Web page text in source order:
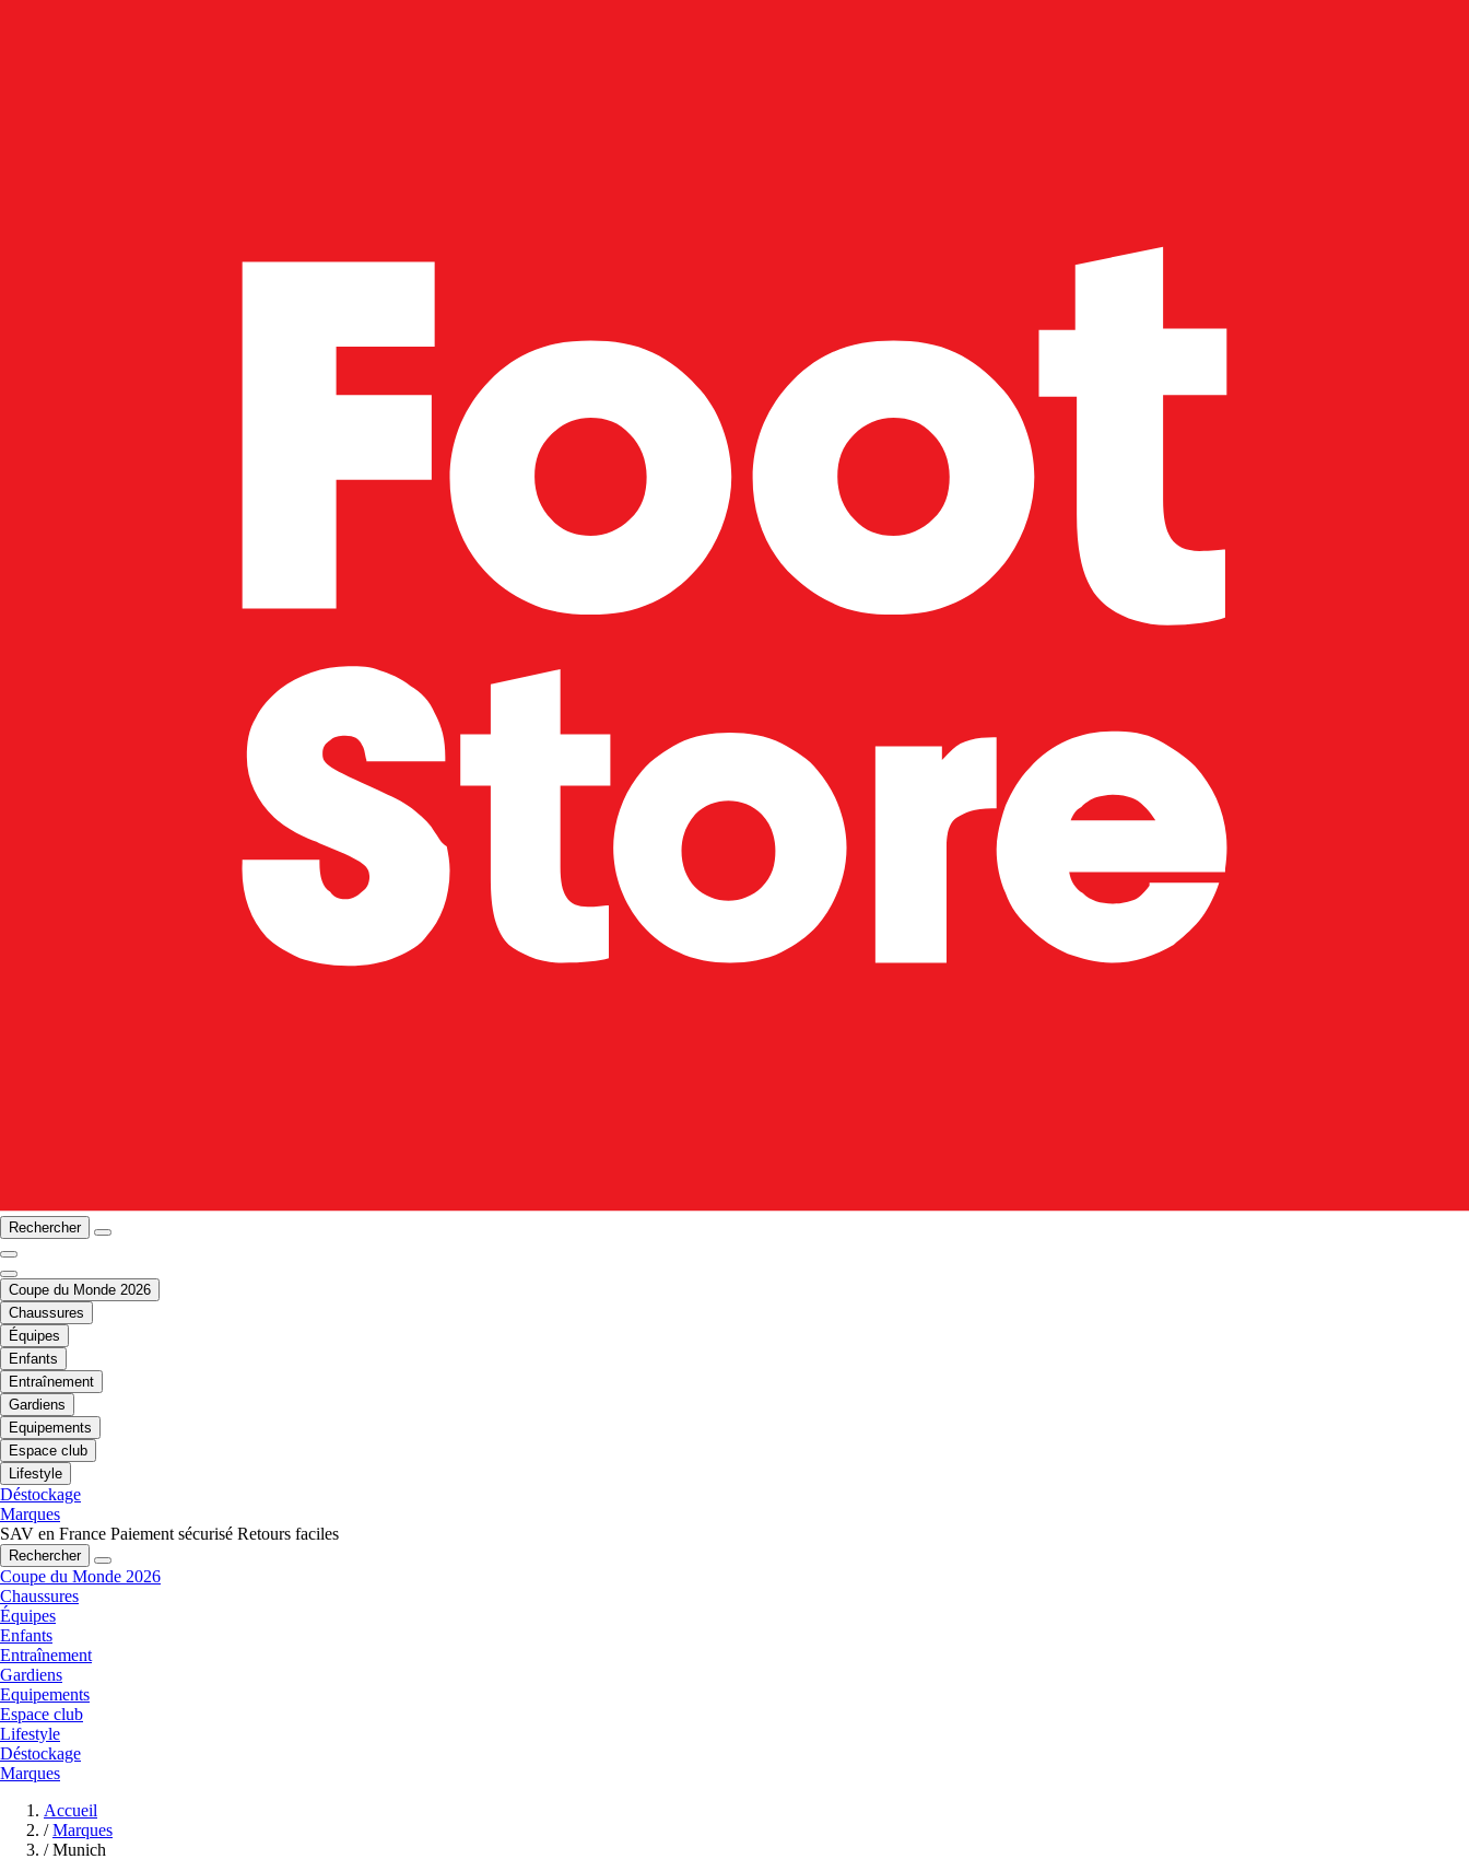
Rechercher
Coupe du Monde 2026
Chaussures
Équipes
Enfants
Entraînement
Gardiens
Equipements
Espace club
Lifestyle
Déstockage
Marques
SAV en France Paiement sécurisé Retours faciles
Rechercher
Coupe du Monde 2026
Chaussures
Équipes
Enfants
Entraînement
Gardiens
Equipements
Espace club
Lifestyle
Déstockage
Marques
Accueil
/ Marques
/ Munich